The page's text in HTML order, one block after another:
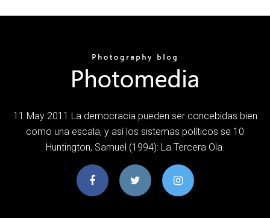
11 May 2011 La democracia pueden ser concebidas bien
como una escala, y así los sistemas políticos se 10
Huntington, Samuel (1994): La Tercera Ola.